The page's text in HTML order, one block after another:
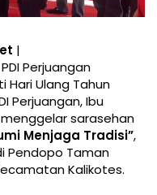
|
Perjuangan
Ulang Tahun
Perjuangan, Ibu
sarasehan
Menjaga Tradisi”,
Pendopo Taman
Kalikotes.